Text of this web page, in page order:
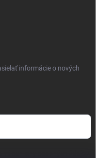
informácie o nových